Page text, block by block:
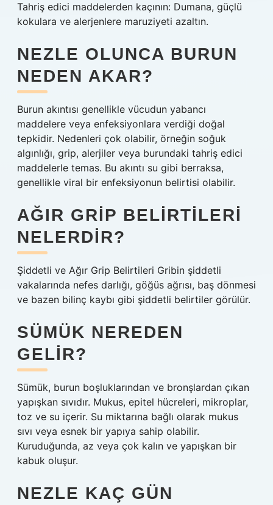
Tahriş edici maddelerden kaçının: Dumana, güçlü
kokulara ve alerjenlere maruziyeti azaltın.
NEZLE OLUNCA BURUN
NEDEN AKAR?
Burun akıntısı genellikle vücudun yabancı
maddelere veya enfeksiyonlara verdiği doğal
tepkidir. Nedenleri çok olabilir, örneğin soğuk
algınlığı, grip, alerjiler veya burundaki tahriş edici
maddelerle temas. Bu akıntı su gibi berraksa,
genellikle viral bir enfeksiyonun belirtisi olabilir.
AĞIR GRIP BELIRTILERI
NELERDIR?
Şiddetli ve Ağır Grip Belirtileri Gribin şiddetli
vakalarında nefes darlığı, göğüs ağrısı, baş dönmesi
ve bazen bilinç kaybı gibi şiddetli belirtiler görülür.
SÜMÜK NEREDEN
GELIR?
Sümük, burun boşluklarından ve bronşlardan çıkan
yapışkan sıvıdır. Mukus, epitel hücreleri, mikroplar,
toz ve su içerir. Su miktarına bağlı olarak mukus
sıvı veya esnek bir yapıya sahip olabilir.
Kuruduğunda, az veya çok kalın ve yapışkan bir
kabuk oluşur.
NEZLE KAÇ GÜN